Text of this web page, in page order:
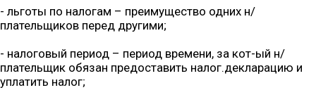
- льготы по налогам – преимущество одних н/
плательщиков перед другими;
- налоговый период – период времени, за кот-ый н/
плательщик обязан предоставить налог.декларацию и
уплатить налог;